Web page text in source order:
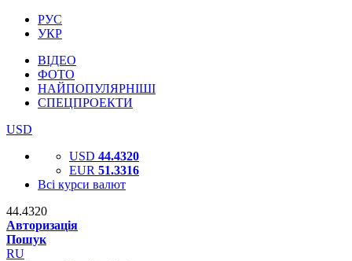
РУС
УКР
ВІДЕО
ФОТО
НАЙПОПУЛЯРНІШІ
СПЕЦПРОЕКТИ
USD
USD 44.4320
EUR 51.3316
Всі курси валют
44.4320
Авторизація
Пошук
RU